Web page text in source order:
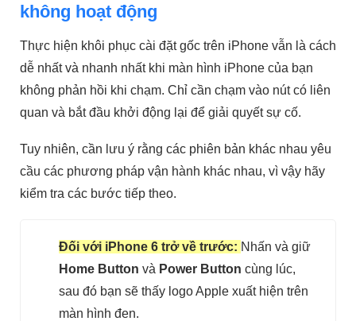
không hoạt động
Thực hiện khôi phục cài đặt gốc trên iPhone vẫn là cách
dễ nhất và nhanh nhất khi màn hình iPhone của bạn
không phản hồi khi chạm. Chỉ cần chạm vào nút có liên
quan và bắt đầu khởi động lại để giải quyết sự cố.
Tuy nhiên, cần lưu ý rằng các phiên bản khác nhau yêu
cầu các phương pháp vận hành khác nhau, vì vậy hãy
kiểm tra các bước tiếp theo.
Đối với iPhone 6 trở về trước: Nhấn và giữ
Home Button và Power Button cùng lúc,
sau đó bạn sẽ thấy logo Apple xuất hiện trên
màn hình đen.